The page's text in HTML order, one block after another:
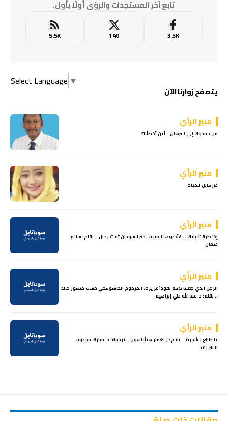
تابع آخر المستجدات والرؤى أولًا بأول.
3.5K
140
5.5K
Select Language ▼
يتصفح زوارنا الآن
منبر الرأي
من حمدوك إلى البرهان… أين أخطأنا؟
منبر الرأي
غير قابل للحياة
منبر الرأي
إذا طرقت بابك … فأدعوها للمبيت. خير السودان ثلاث رجال .. بقلم: سليم
عثمان
منبر الرأي
الرجل الذي جعلنا ندفع نقوداً عزيزة: المرحوم الخاشوقجي حسب منصور خالد
.. بقلم: د. عبد الله علي إبراهيم
منبر الرأي
يا طالع الشجرة … بقلم: زيغمار هيلِّيلسون .. ترجمة: د. مبارك مجذوب
الشريف